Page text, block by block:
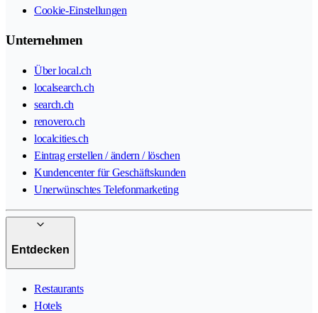
Cookie-Einstellungen
Unternehmen
Über local.ch
localsearch.ch
search.ch
renovero.ch
localcities.ch
Eintrag erstellen / ändern / löschen
Kundencenter für Geschäftskunden
Unerwünschtes Telefonmarketing
Entdecken
Restaurants
Hotels